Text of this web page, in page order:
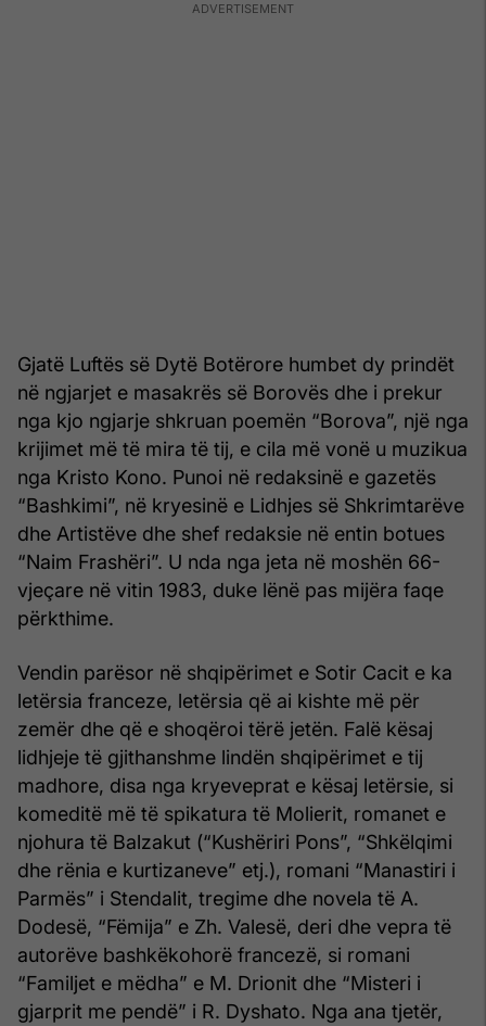
Gjatë Luftës së Dytë Botërore humbet dy prindët
në ngjarjet e masakrës së Borovës dhe i prekur
nga kjo ngjarje shkruan poemën “Borova”, një nga
krijimet më të mira të tij, e cila më vonë u muzikua
nga Kristo Kono. Punoi në redaksinë e gazetës
“Bashkimi”, në kryesinë e Lidhjes së Shkrimtarëve
dhe Artistëve dhe shef redaksie në entin botues
“Naim Frashëri”. U nda nga jeta në moshën 66-
vjeçare në vitin 1983, duke lënë pas mijëra faqe
përkthime.
Vendin parësor në shqipërimet e Sotir Cacit e ka
letërsia franceze, letërsia që ai kishte më për
zemër dhe që e shoqëroi tërë jetën. Falë kësaj
lidhjeje të gjithanshme lindën shqipërimet e tij
madhore, disa nga kryeveprat e kësaj letërsie, si
komeditë më të spikatura të Molierit, romanet e
njohura të Balzakut (“Kushëriri Pons”, “Shkëlqimi
dhe rënia e kurtizaneve” etj.), romani “Manastiri i
Parmës” i Stendalit, tregime dhe novela të A.
Dodesë, “Fëmija” e Zh. Valesë, deri dhe vepra të
autorëve bashkëkohorë francezë, si romani
“Familjet e mëdha” e M. Drionit dhe “Misteri i
gjarprit me pendë” i R. Dyshato. Nga ana tjetër,